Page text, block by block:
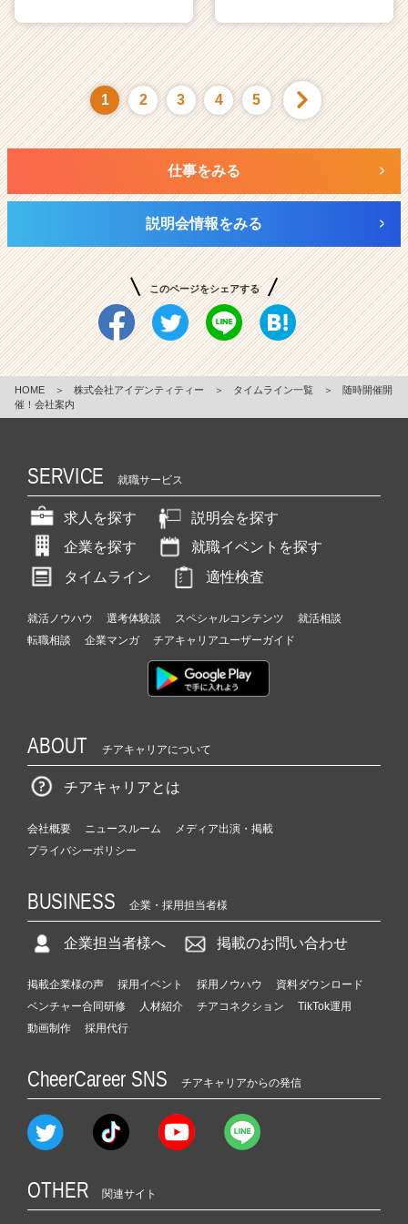
1 2 3 4 5
仕事をみる
説明会情報をみる
このページをシェアする
HOME ＞ 株式会社アイデンティティー ＞ タイムライン一覧 ＞
随時開催開
催！会社案内
SERVICE 就職サービス
求人を探す
説明会を探す
企業を探す
就職イベントを探す
タイムライン
適性検査
就活ノウハウ 選考体験談 スペシャルコンテンツ
就活相談
転職相談
企業マンガ チアキャリアユーザーガイド
ABOUT チアキャリアについて
チアキャリアとは
会社概要 ニュースルーム
メディア出演・掲載
プライバシーポリシー
BUSINESS 企業・採用担当者様
企業担当者様へ 掲載のお問い合わせ
掲載企業様の声 採用イベント 採用ノウハウ
資料ダウンロード
ベンチャー合同研修
人材紹介 チアコネクション
TikTok運用
動画制作
採用代行
CheerCareer SNS チアキャリアからの発信
OTHER 関連サイト